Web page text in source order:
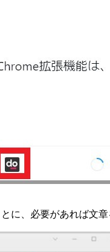
に、必要があれば文